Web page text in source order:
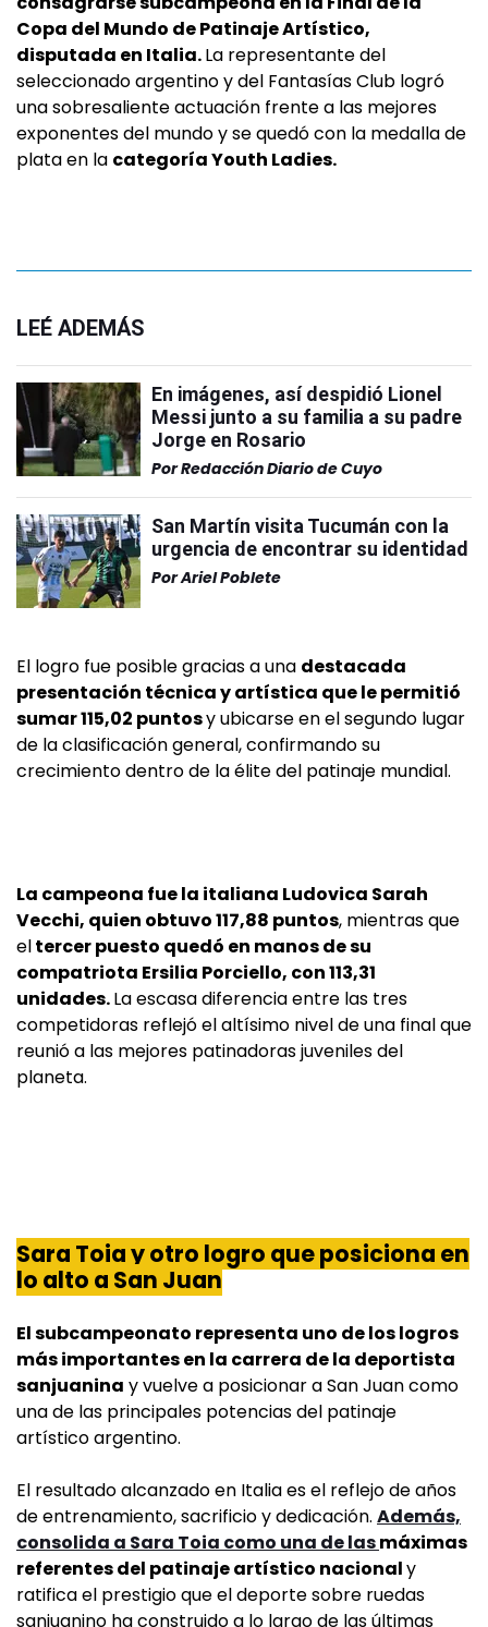
Copa del Mundo de Patinaje Artístico,
disputada en Italia.La representante del
seleccionado argentino y del Fantasías Club logró
una sobresaliente actuación frente a las mejores
exponentes del mundo y se quedó con la medalla de
plata en la categoría Youth Ladies.
LEÉ ADEMÁS
En imágenes, así despidió Lionel
Messi junto a su familia a su padre
Jorge en Rosario
PorRedacción Diario de Cuyo
San Martín visita Tucumán con la
urgencia de encontrar su identidad
PorAriel Poblete
El logro fue posible gracias a una destacada
presentación técnica y artística que le permitió
sumar 115,02 puntosy ubicarse en el segundo lugar
de la clasificación general, confirmando su
crecimiento dentro de la élite del patinaje mundial.
La campeona fue la italiana Ludovica Sarah
Vecchi, quien obtuvo 117,88 puntos, mientras que
eltercer puesto quedó en manos de su
compatriota Ersilia Porciello, con 113,31
unidades.La escasa diferencia entre las tres
competidoras reflejó el altísimo nivel de una final que
reunió a las mejores patinadoras juveniles del
planeta.
Sara Toia y otro logro que posiciona en
lo alto a San Juan
El subcampeonato representa uno de los logros
más importantes en la carrera de la deportista
sanjuanina y vuelve a posicionar a San Juan como
una de las principales potencias del patinaje
artístico argentino.
El resultado alcanzado en Italia es el reflejo de años
de entrenamiento, sacrificio y dedicación. Además,
consolida a Sara Toia como una de lasmáximas
referentes del patinaje artístico nacionaly
ratifica el prestigio que el deporte sobre ruedas
sanjuanino ha construido a lo largo de las últimas